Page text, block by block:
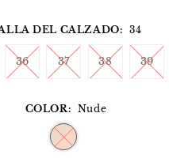
DEL CALZADO: 34
36 37 38 39
COLOR: Nude